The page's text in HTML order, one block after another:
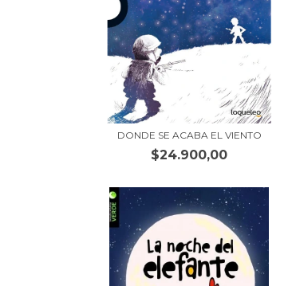
DONDE SE ACABA EL VIENTO
$24.900,00